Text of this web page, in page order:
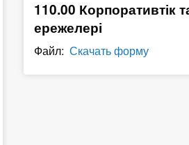
110.00
ережелері
Файл: Скачать форму